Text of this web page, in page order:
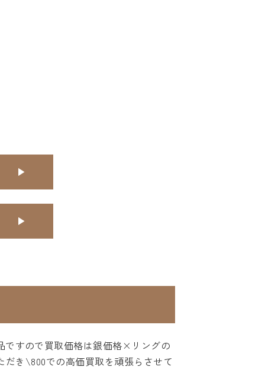
ですので買取価格は銀価格×リングの
き\800での高価買取を頑張らさせて